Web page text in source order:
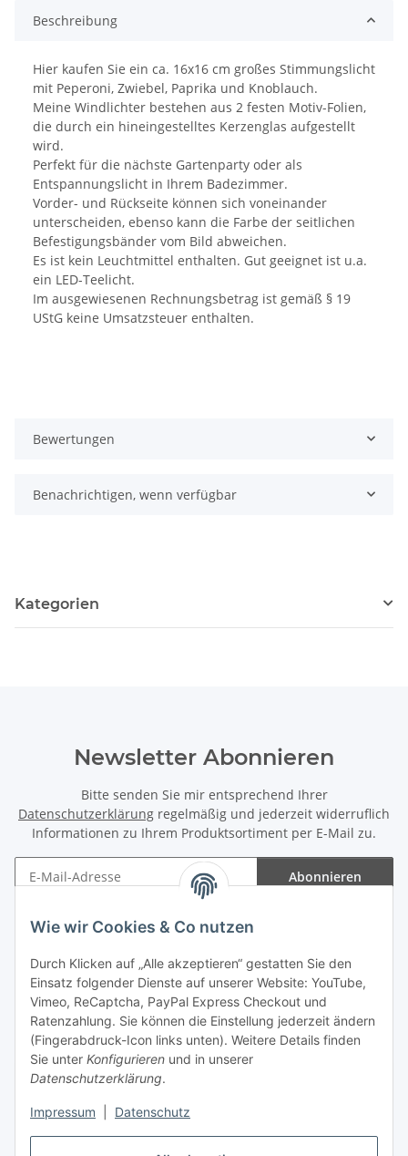
Wie wir Cookies & Co nutzen
Durch Klicken auf „Alle akzeptieren“ gestatten Sie den
Einsatz folgender Dienste auf unserer Website: YouTube,
Vimeo, ReCaptcha, PayPal Express Checkout und
Ratenzahlung. Sie können die Einstellung jederzeit ändern
(Fingerabdruck-Icon links unten). Weitere Details finden
Sie unter Konfigurieren und in unserer
Datenschutzerklärung.
Impressum Datenschutz
Beschreibung
Hier kaufen Sie ein ca. 16x16 cm großes Stimmungslicht
mit Peperoni, Zwiebel, Paprika und Knoblauch.
Meine Windlichter bestehen aus 2 festen Motiv-Folien,
die durch ein hineingestelltes Kerzenglas aufgestellt
wird.
Perfekt für die nächste Gartenparty oder als
Entspannungslicht in Ihrem Badezimmer.
Vorder- und Rückseite können sich voneinander
unterscheiden, ebenso kann die Farbe der seitlichen
Befestigungsbänder vom Bild abweichen.
Es ist kein Leuchtmittel enthalten. Gut geeignet ist u.a.
ein LED-Teelicht.
Im ausgewiesenen Rechnungsbetrag ist gemäß § 19
UStG keine Umsatzsteuer enthalten.
Bewertungen
Benachrichtigen, wenn verfügbar
Kategorien
Newsletter Abonnieren
Bitte senden Sie mir entsprechend Ihrer
Datenschutzerklärung regelmäßig und jederzeit widerruflich
Informationen zu Ihrem Produktsortiment per E-Mail zu.
Abonnieren
Gesetzliche Informationen
Vertrag widerrufen